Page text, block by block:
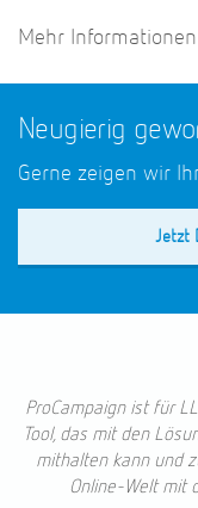
Mehr
Neugierig
Gerne zeigen wir
Jetzt
ProCampaign ist für
Tool, das mit den
mithalten kann und
Online-Welt mit